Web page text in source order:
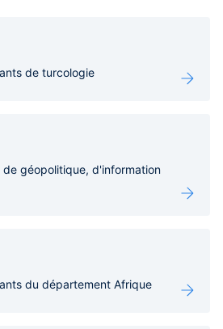
de turcologie
géopolitique, d'information
du département Afrique